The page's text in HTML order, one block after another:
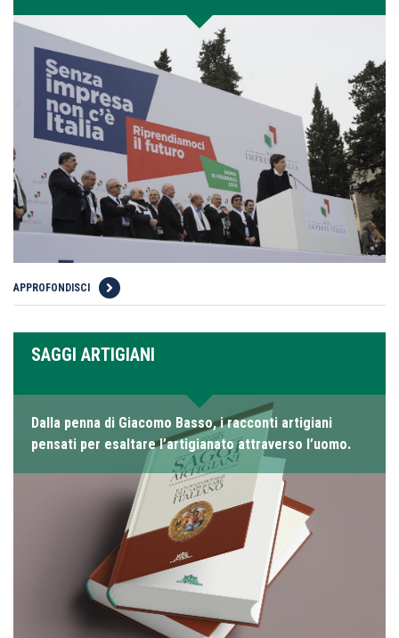
APPROFONDISCI
SAGGI ARTIGIANI
Dalla penna di Giacomo Basso, i racconti artigiani
pensati per esaltare l’artigianato attraverso l’uomo.